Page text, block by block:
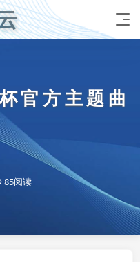
官方主题曲
85阅读